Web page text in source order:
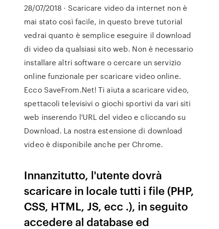
28/07/2018 · Scaricare video da internet non è
mai stato così facile, in questo breve tutorial
vedrai quanto è semplice eseguire il download
di video da qualsiasi sito web. Non è necessario
installare altri software o cercare un servizio
online funzionale per scaricare video online.
Ecco SaveFrom.Net! Ti aiuta a scaricare video,
spettacoli televisivi o giochi sportivi da vari siti
web inserendo l'URL del video e cliccando su
Download. La nostra estensione di download
video è disponibile anche per Chrome.
Innanzitutto, l'utente dovrà
scaricare in locale tutti i file (PHP,
CSS, HTML, JS, ecc .), in seguito
accedere al database ed